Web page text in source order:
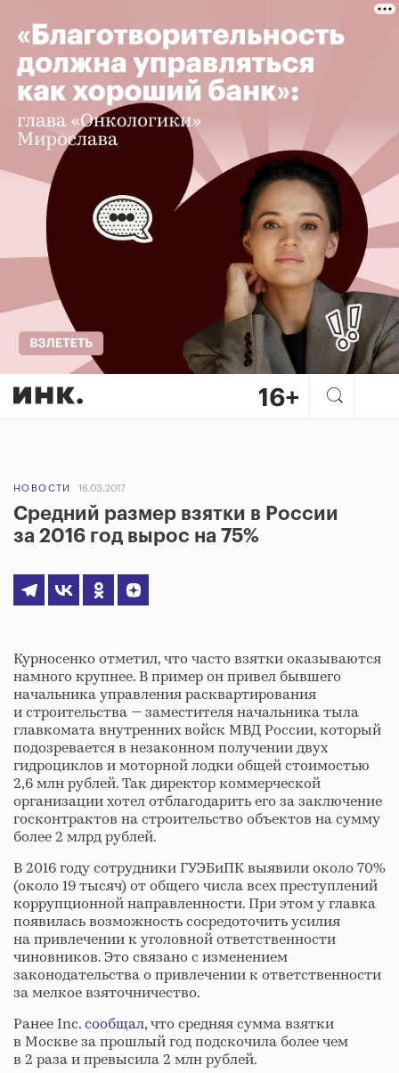
НОВОСТИ 16.03.2017
Средний размер взятки в России
за 2016 год вырос на 75%
Курносенко отметил, что часто взятки оказываются
намного крупнее. В пример он привел бывшего
начальника управления расквартирования
и строительства — заместителя начальника тыла
главкомата внутренних войск МВД России, который
подозревается в незаконном получении двух
гидроциклов и моторной лодки общей стоимостью
2,6 млн рублей. Так директор коммерческой
организации хотел отблагодарить его за заключение
госконтрактов на строительство объектов на сумму
более 2 млрд рублей.
В 2016 году сотрудники ГУЭБиПК выявили около 70%
(около 19 тысяч) от общего числа всех преступлений
коррупционной направленности. При этом у главка
появилась возможность сосредоточить усилия
на привлечении к уголовной ответственности
чиновников. Это связано с изменением
законодательства о привлечении к ответственности
за мелкое взяточничество.
Ранее Inc.сообщал, что средняя сумма взятки
в Москве за прошлый год подскочила более чем
в 2 раза и превысила 2 млн рублей.